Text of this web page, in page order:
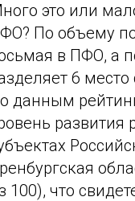
это или
По объему
в ПФО, а
6
данным
развития
100), что